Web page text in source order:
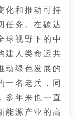
化和推动可持
任务。在碳达
球视野下的中
建人类命运共
动绿色发展的
一名老兵，同
多年来也一直
能源产业的高